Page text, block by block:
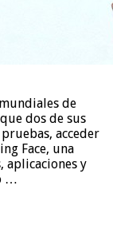
de
dos de sus
acceder
Face, una
y
…